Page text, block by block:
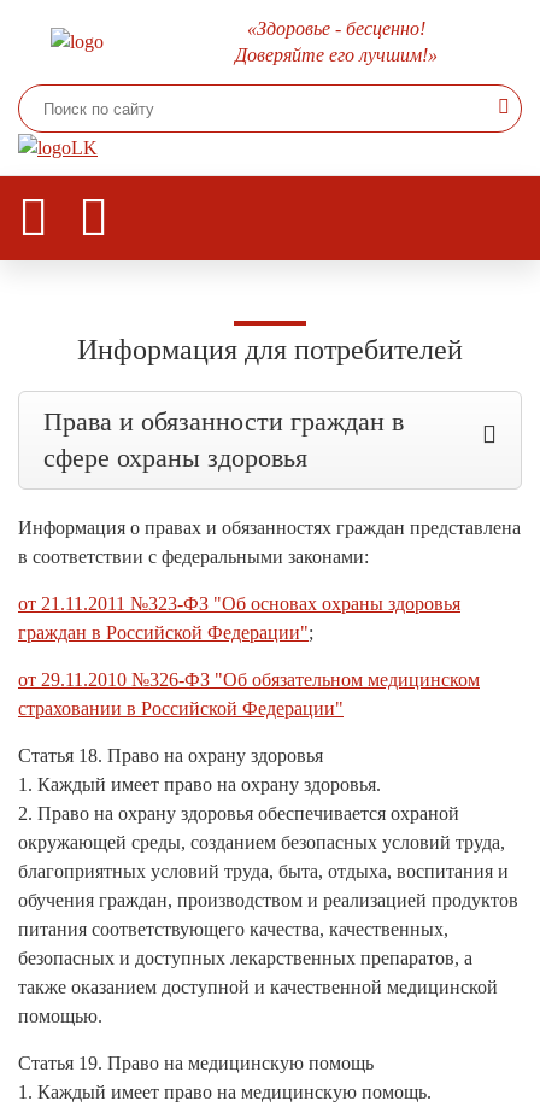
«Здоровье - бесценно!
Доверяйте его лучшим!»
Информация для потребителей
Права и обязанности граждан в
сфере охраны здоровья
Информация о правах и обязанностях граждан представлена
в соответствии с федеральными законами:
от 21.11.2011 №323-ФЗ "Об основах охраны здоровья
граждан в Российской Федерации";
от 29.11.2010 №326-ФЗ "Об обязательном медицинском
страховании в Российской Федерации"
Статья 18. Право на охрану здоровья
1. Каждый имеет право на охрану здоровья.
2. Право на охрану здоровья обеспечивается охраной
окружающей среды, созданием безопасных условий труда,
благоприятных условий труда, быта, отдыха, воспитания и
обучения граждан, производством и реализацией продуктов
питания соответствующего качества, качественных,
безопасных и доступных лекарственных препаратов, а
также оказанием доступной и качественной медицинской
помощью.
Статья 19. Право на медицинскую помощь
1. Каждый имеет право на медицинскую помощь.